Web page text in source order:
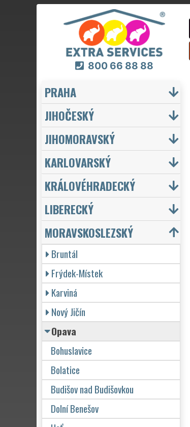
800 66 88 88
PRAHA
JIHOČESKÝ
JIHOMORAVSKÝ
KARLOVARSKÝ
KRÁLOVÉHRADECKÝ
LIBERECKÝ
MORAVSKOSLEZSKÝ
Bruntál
Frýdek-Místek
Karviná
Nový Jičín
Opava
Bohuslavice
Bolatice
Budišov nad Budišovkou
Dolní Benešov